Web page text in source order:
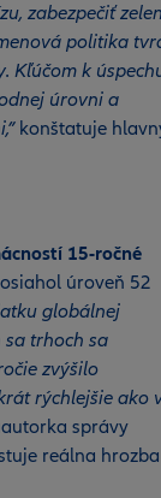
zabezpečiť
politika
Kľúčom k
úrovni a
konštatuje
15-ročné
úroveň 52
globálnej
sa trhoch sa
zvýšilo
rýchlejšie ako
správy
reálna hrozba